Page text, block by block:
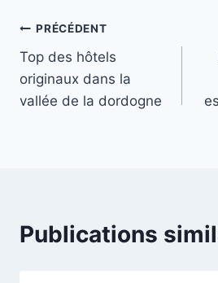
Navigation
de
l’article
PRÉCÉDENT
Top des hôtels
originaux dans la
vallée de la dordogne
Publications